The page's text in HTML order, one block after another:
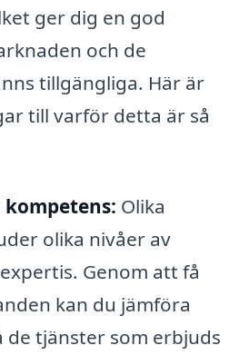
ger dig en god
och de
tillgängliga. Här är
till varför detta är så
Olika
olika nivåer av
Genom att få
kan du jämföra
de tjänster som erbjuds